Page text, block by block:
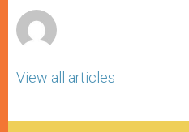
View all articles